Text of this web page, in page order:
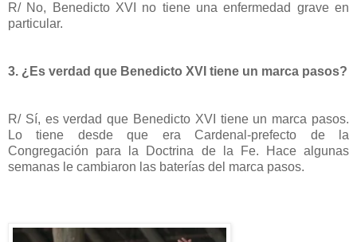
R/ No, Benedicto XVI no tiene una enfermedad grave en
particular.
3. ¿Es verdad que Benedicto XVI tiene un marca pasos?
R/ Sí, es verdad que Benedicto XVI tiene un marca pasos.
Lo tiene desde que era Cardenal-prefecto de la
Congregación para la Doctrina de la Fe. Hace algunas
semanas le cambiaron las baterías del marca pasos.